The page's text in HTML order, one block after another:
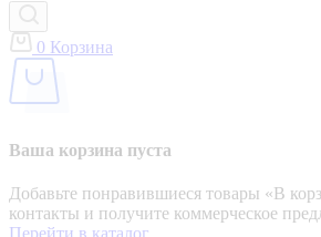
0 Корзина
Ваша корзина пуста
Добавьте понравившиеся товары «‎В
контакты и получите коммерческое
Перейти в каталог